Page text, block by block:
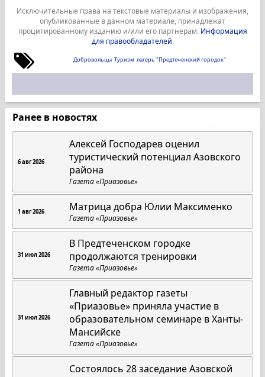
Исключительные права на текстовые материалы и изображения,
опубликованные в данном материале, принадлежат
процитированному изданию и/или его партнерам. Информация
для правообладателей.
Добровольцы Туризм лагерь "Предтеченский городок"
Ранее в новостях
6 авг 2026
Алексей Господарев оценил
туристический потенциал Азовского
района
Газета «Приазовье»
1 авг 2026 Матрица добра Юлии Максименко
Газета «Приазовье»
31 июл 2026
В Предтеченском городке
продолжаются тренировки
Газета «Приазовье»
31 июл 2026
Главный редактор газеты
«Приазовье» приняла участие в
образовательном семинаре в Ханты-
Мансийске
Газета «Приазовье»
Состоялось 28 заседание Азовской